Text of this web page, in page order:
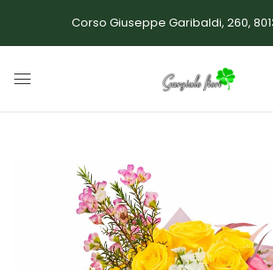
Corso Giuseppe Garibaldi, 260,